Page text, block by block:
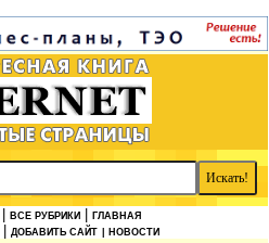
ВСЕ РУБРИКИ
ГЛАВНАЯ
ДОБАВИТЬ САЙТ | НОВОСТИ